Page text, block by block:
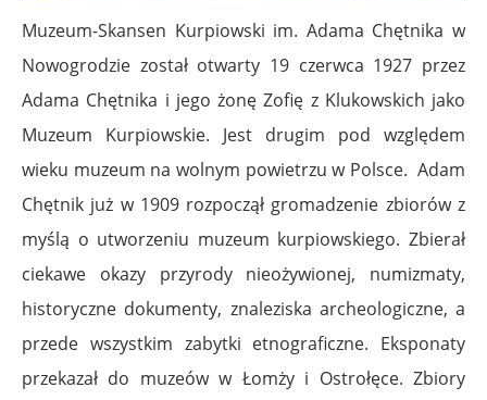
Muzeum-Skansen Kurpiowski im. Adama Chętnika w
Nowogrodzie został otwarty 19 czerwca 1927 przez
Adama Chętnika i jego żonę Zofię z Klukowskich jako
Muzeum Kurpiowskie. Jest drugim pod względem
wieku muzeum na wolnym powietrzu w Polsce. Adam
Chętnik już w 1909 rozpoczął gromadzenie zbiorów z
myślą o utworzeniu muzeum kurpiowskiego. Zbierał
ciekawe okazy przyrody nieożywionej, numizmaty,
historyczne dokumenty, znaleziska archeologiczne, a
przede wszystkim zabytki etnograficzne. Eksponaty
przekazał do muzeów w Łomży i Ostrołęce. Zbiory